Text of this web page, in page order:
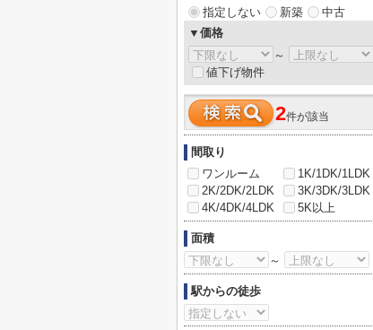
指定しない 新築
中古
▼価格
～
値下げ物件
2件が該当
間取り
ワンルーム
1K/1DK/1LDK
2K/2DK/2LDK
3K/3DK/3LDK
4K/4DK/4LDK
5K以上
面積
～
駅からの徒歩